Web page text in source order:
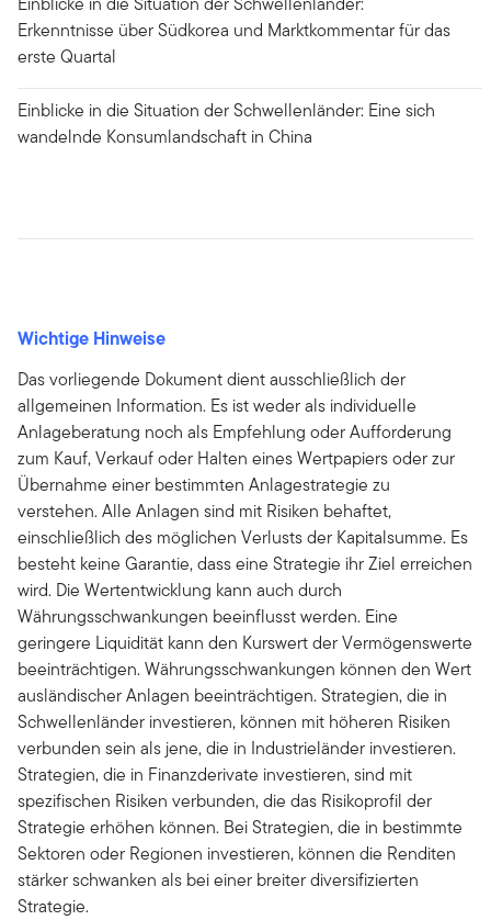
Erkenntnisse über Südkorea und Marktkommentar für das
erste Quartal
Einblicke in die Situation der Schwellenländer: Eine sich
wandelnde Konsumlandschaft in China
Wichtige Hinweise
Das vorliegende Dokument dient ausschließlich der
allgemeinen Information. Es ist weder als individuelle
Anlageberatung noch als Empfehlung oder Aufforderung
zum Kauf, Verkauf oder Halten eines Wertpapiers oder zur
Übernahme einer bestimmten Anlagestrategie zu
verstehen. Alle Anlagen sind mit Risiken behaftet,
einschließlich des möglichen Verlusts der Kapitalsumme. Es
besteht keine Garantie, dass eine Strategie ihr Ziel erreichen
wird. Die Wertentwicklung kann auch durch
Währungsschwankungen beeinflusst werden. Eine
geringere Liquidität kann den Kurswert der Vermögenswerte
beeinträchtigen. Währungsschwankungen können den Wert
ausländischer Anlagen beeinträchtigen. Strategien, die in
Schwellenländer investieren, können mit höheren Risiken
verbunden sein als jene, die in Industrieländer investieren.
Strategien, die in Finanzderivate investieren, sind mit
spezifischen Risiken verbunden, die das Risikoprofil der
Strategie erhöhen können. Bei Strategien, die in bestimmte
Sektoren oder Regionen investieren, können die Renditen
stärker schwanken als bei einer breiter diversifizierten
Strategie.